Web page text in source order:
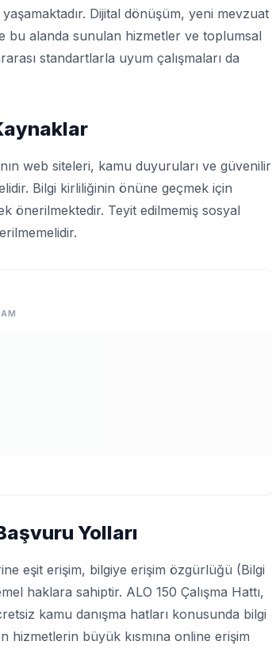
Dijital dönüşüm, yeni mevzuat
bu alanda sunulan hizmetler ve toplumsal
standartlarla uyum çalışmaları da
web siteleri, kamu duyuruları ve güvenilir
Bilgi kirliliğinin önüne geçmek için
önerilmektedir. Teyit edilmemiş sosyal
Yolları
eşit erişim, bilgiye erişim özgürlüğü (Bilgi
haklara sahiptir. ALO 150 Çalışma Hattı,
kamu danışma hatları konusunda bilgi
hizmetlerin büyük kısmına online erişim